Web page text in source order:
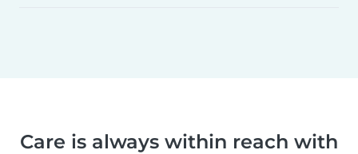
Care is always within reach with